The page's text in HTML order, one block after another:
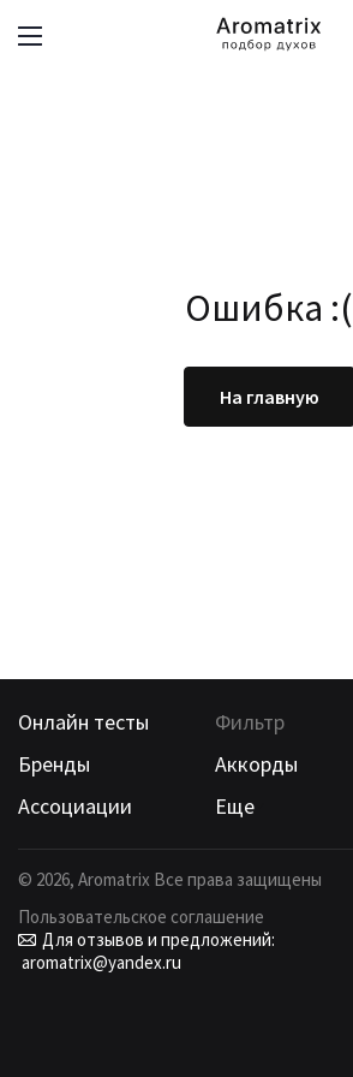
Ошибка :(
На главную
Онлайн тесты Фильтр
Бренды
Аккорды
Ассоциации
Еще
© 2026, Aromatrix Все права защищены
Пользовательское соглашение
Для отзывов и предложений:
aromatrix@yandex.ru